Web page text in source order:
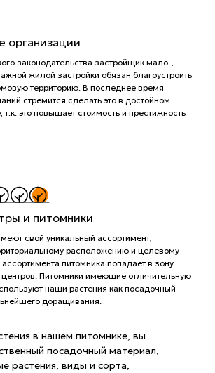
организации
законодательства застройщик мало-,
жилой застройки обязан благоустроить
территорию. В последнее время
стремится сделать это в достойном
т.к. это повышает стоимость и престижность
и питомники
свой уникальный ассортимент,
расположению и целевому
питомника попадает в зону
Питомники имеющие отличительную
наши растения как посадочный
доращивания.
в нашем питомнике, вы
посадочный материал,
растения, виды и сорта,